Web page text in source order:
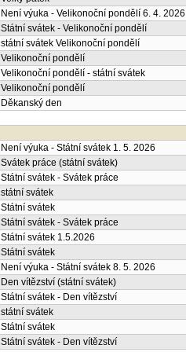
Velký pátek
Není výuka - Velikonoční pondělí 6. 4. 2026
Státní svátek - Velikonoční pondělí
státní svátek Velikonoční pondělí
Velikonoční pondělí
Velikonoční pondělí - státní svátek
Velikonoční pondělí
Děkanský den
Není výuka - Státní svátek 1. 5. 2026
Svátek práce (státní svátek)
Státní svátek - Svátek práce
státní svátek
Státní svátek
Státní svátek - Svátek práce
Státní svátek 1.5.2026
Státní svátek
Není výuka - Státní svátek 8. 5. 2026
Den vítězství (státní svátek)
Státní svátek - Den vítězství
státní svátek
Státní svátek
Státní svátek - Den vítězství